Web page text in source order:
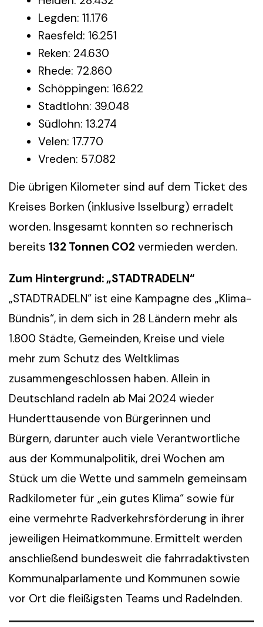
Legden: 11.176
Raesfeld: 16.251
Reken: 24.630
Rhede: 72.860
Schöppingen: 16.622
Stadtlohn: 39.048
Südlohn: 13.274
Velen: 17.770
Vreden: 57.082
Die übrigen Kilometer sind auf dem Ticket des
Kreises Borken (inklusive Isselburg) erradelt
worden. Insgesamt konnten so rechnerisch
bereits 132 Tonnen CO2 vermieden werden.
Zum Hintergrund: „STADTRADELN“
„STADTRADELN“ ist eine Kampagne des „Klima-
Bündnis“, in dem sich in 28 Ländern mehr als
1.800 Städte, Gemeinden, Kreise und viele
mehr zum Schutz des Weltklimas
zusammengeschlossen haben. Allein in
Deutschland radeln ab Mai 2024 wieder
Hunderttausende von Bürgerinnen und
Bürgern, darunter auch viele Verantwortliche
aus der Kommunalpolitik, drei Wochen am
Stück um die Wette und sammeln gemeinsam
Radkilometer für „ein gutes Klima“ sowie für
eine vermehrte Radverkehrsförderung in ihrer
jeweiligen Heimatkommune. Ermittelt werden
anschließend bundesweit die fahrradaktivsten
Kommunalparlamente und Kommunen sowie
vor Ort die fleißigsten Teams und Radelnden.